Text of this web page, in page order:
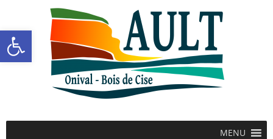
Ouvrir la barre d’outils
MENU